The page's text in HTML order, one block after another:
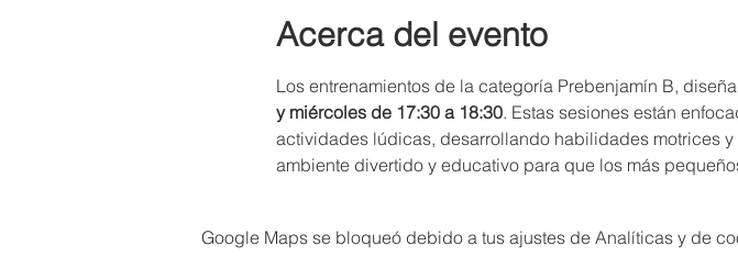
Acerca del evento
Los entrenamientos de la categoría Prebenjamín B,
y miércoles de 17:30 a 18:30. Estas sesiones están
actividades lúdicas, desarrollando habilidades motrices
ambiente divertido y educativo para que los más
Google Maps se bloqueó debido a tus ajustes de Analíticas y de